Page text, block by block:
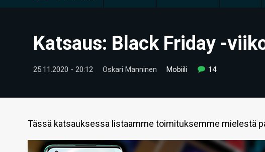
Katsaus: Black Friday -
25.11.2020 - 20:12 Oskari Manninen Mobiili 14
Tässä katsauksessa listaamme toimituksemme mielestä